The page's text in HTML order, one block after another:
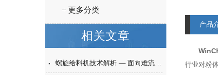
+ 更多分类
相关文章
螺旋给料机技术解析 — 面向难流动性粉体的微量高精度称重给料解决方案
产品
行业对粉